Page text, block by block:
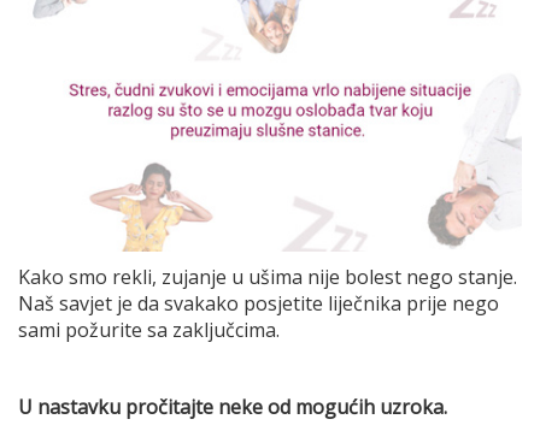
Kako smo rekli, zujanje u ušima nije bolest nego stanje.
Naš savjet je da svakako posjetite liječnika prije nego
sami požurite sa zaključcima.
U nastavku pročitajte neke od mogućih uzroka.